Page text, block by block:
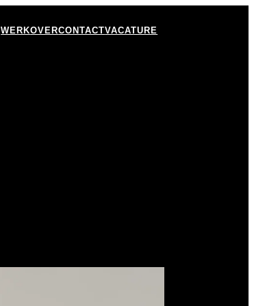
WERKOVERCONTACTVACATURE